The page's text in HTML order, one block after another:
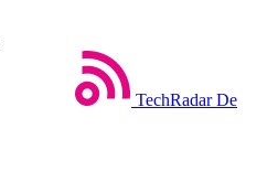
TechRadar De